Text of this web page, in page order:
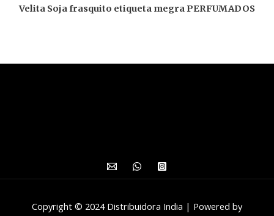
Velita Soja frasquito etiqueta megra PERFUMADOS
Copyright © 2024 Distribuidora India | Powered by